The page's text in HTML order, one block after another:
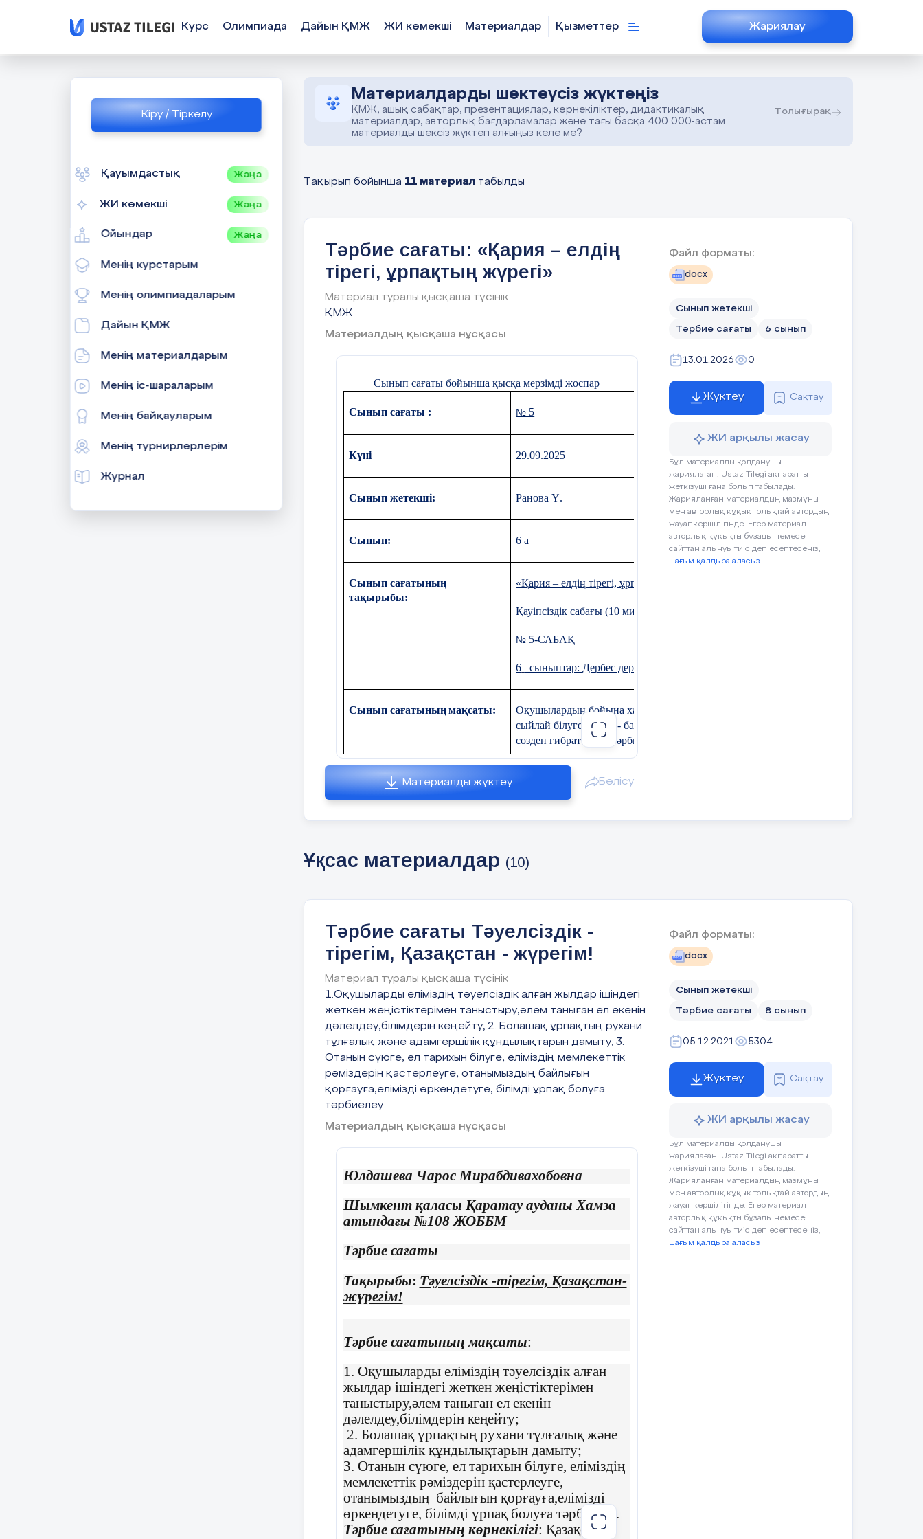
Кіру / Тіркелу
Қауымдастық Жаңа
ЖИ көмекші Жаңа
Ойындар Жаңа
Менің курстарым
Менің олимпиадаларым
Дайын ҚМЖ
Менің материалдарым
Менің іс-шараларым
Менің байқауларым
Менің турнирлерлерім
Журнал
Курс Олимпиада Дайын ҚМЖ ЖИ көмекші Материалдар Қызметтер Жариялау
Материалдарды шектеусіз жүктеңіз
ҚМЖ, ашық сабақтар, презентациялар, көрнекіліктер, дидактикалық
материалдар, авторлық бағдарламалар және тағы басқа 400 000-астам
материалды шексіз жүктеп алғыңыз келе ме?
Толығырақ
Тақырып бойынша 11 материал табылды
Тәрбие сағаты: «Қария – елдің
тірегі, ұрпақтың жүрегі»
Материал туралы қысқаша түсінік
ҚМЖ
Материалдың қысқаша нұсқасы
Сынып сағаты бойынша қысқа мерзімді жоспар
Сынып сағаты : № 5
Күні 29.09.2025
Сынып жетекші: Ранова Ұ.
Сынып: 6 а
Сынып сағатының
тақырыбы:
«Қария – елдің тірегі, ұрпақтың жүрегі»
Қауіпсіздік сабағы (10 минут)
№ 5-САБАҚ
6 –сыныптар: Дербес деректер: қауіпі мен жауапкершілік
Сынып сағатыныңмақсаты:
Оқушылардың бойына халқымыздың қадір - қасиетін сіңіру, үлкенді
сыйлай білуге, өз ата - бабасын ұмытпай есте сақтауға және аталы
сөзден ғибрат алуға тәрбиелеу..
Қауіпсіздік сабағының
мақсаты:
Интернет желісінде қауіпсіздік дағдыларын дамыту.
алушылардың білімдерін арттыру.
Құндылықтарды дарыту:
тәуелсіздік және отаншылдық Қазақстан азаматының міндеттерін
болу.
Сынып сағатыныңбарысы :
Сынып
сағатының
кезеңі/ уақыт
Сынып
Оқушы
ның
Ұйымдастыру
кезеңі (3мин)
Ұйымдастыру
кезеңі
Оқушылармен
сәлемдесу.
- Сәлемдесу,
түгендеу.
мен күтілетін
нәтижелерді
түсіндіру.
-Сыныпты топқа
бөлу
-Қызығушылықты
ояту: (Ой қозғау )
Қарт деген кім?
- Мұғаліммен
амандасады.
- Сабаққа
Материалды жүктеу Бөлісу
Файл форматы:
docx
Сынып жетекші
Тәрбие сағаты 6 сынып
13.01.2026 0
Жүктеу Сақтау
ЖИ арқылы жасау
Бұл материалды қолданушы
жариялаған. Ustaz Tilegi ақпаратты
жеткізуші ғана болып табылады.
Жарияланған материалдың мазмұны
мен авторлық құқық толықтай автордың
жауапкершілігінде. Егер материал
авторлық құқықты бұзады немесе
сайттан алынуы тиіс деп есептесеңіз,
шағым қалдыра аласыз
Ұқсас материалдар (10)
Тәрбие сағаты Тәуелсіздік -
тірегім, Қазақстан - жүрегім!
Материал туралы қысқаша түсінік
1.Оқушыларды еліміздің тәуелсіздік алған жылдар ішіндегі
жеткен жеңістіктерімен таныстыру,әлем таныған ел екенін
дәлелдеу,білімдерін кеңейту; 2. Болашақ ұрпақтың рухани
тұлғалық және адамгершілік құндылықтарын дамыту; 3.
Отанын сүюге, ел тарихын білуге, еліміздің мемлекеттік
рәміздерін қастерлеуге, отанымыздың байлығын
қорғауға,елімізді өркендетуге, білімді ұрпақ болуға
тәрбиелеу
Материалдың қысқаша нұсқасы
Юлдашева Чарос Мирабдивахобовна
Шымкент қаласы Қаратау ауданы Хамза
атындағы №108 ЖОББМ
Тәрбие сағаты
Тақырыбы: Тәуелсіздік -тірегім, Қазақстан-
жүрегім!
Тәрбие сағатының мақсаты:
1. Оқушыларды еліміздің тәуелсіздік алған
жылдар ішіндегі жеткен жеңістіктерімен
таныстыру,әлем таныған ел екенін
дәлелдеу,білімдерін кеңейту;
2. Болашақ ұрпақтың рухани тұлғалық және
адамгершілік құндылықтарын дамыту;
3. Отанын сүюге, ел тарихын білуге, еліміздің
мемлекеттік рәміздерін қастерлеуге,
отанымыздың байлығын қорғауға,елімізді
өркендетуге, білімді ұрпақ болуға тәрбиелеу.
Тәрбие сағатының көрнекілігі: Қазақстан
Файл форматы:
docx
Сынып жетекші
Тәрбие сағаты 8 сынып
05.12.2021 5304
Жүктеу Сақтау
ЖИ арқылы жасау
Бұл материалды қолданушы
жариялаған. Ustaz Tilegi ақпаратты
жеткізуші ғана болып табылады.
Жарияланған материалдың мазмұны
мен авторлық құқық толықтай автордың
жауапкершілігінде. Егер материал
авторлық құқықты бұзады немесе
сайттан алынуы тиіс деп есептесеңіз,
шағым қалдыра аласыз